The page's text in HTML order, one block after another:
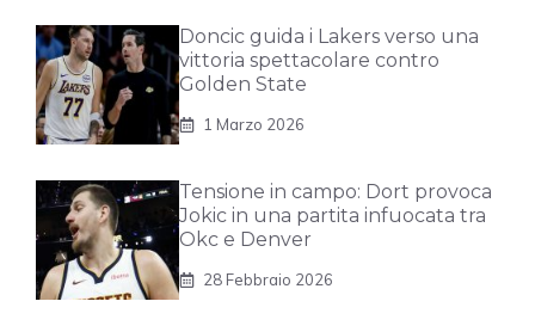
Doncic guida i Lakers verso una
vittoria spettacolare contro
Golden State
1 Marzo 2026
Tensione in campo: Dort provoca
Jokic in una partita infuocata tra
Okc e Denver
28 Febbraio 2026